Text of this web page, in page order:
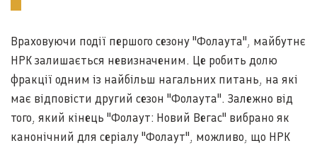
Враховуючи події першого сезону "Фолаута", майбутнє
НРК залишається невизначеним. Це робить долю
фракції одним із найбільш нагальних питань, на які
має відповісти другий сезон "Фолаута". Залежно від
того, який кінець "Фолаут: Новий Вегас" вибрано як
канонічний для серіалу "Фолаут", можливо, що НРК